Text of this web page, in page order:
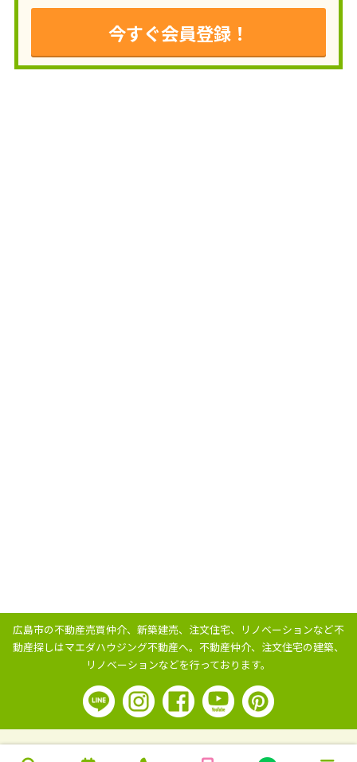
今すぐ会員登録！
広島市の不動産売買仲介、新築建売、注文住宅、リノベーションなど不
動産探しはマエダハウジング不動産へ。 不動産仲介、注文住宅の建築、
リノベーションなどを行っております。